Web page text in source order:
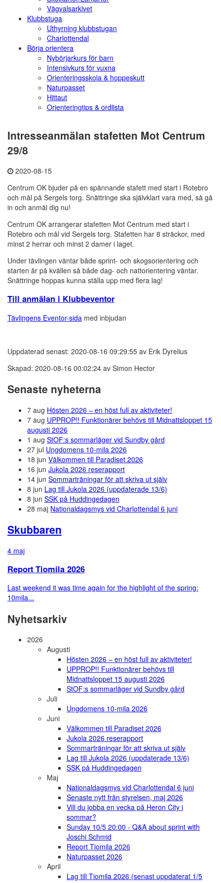
Vägvalsarkivet
Klubbstuga
Uthyrning klubbstugan
Charlottendal
Börja orientera
Nybörjarkurs för barn
Intensivkurs för vuxna
Orienteringsskola & hoppeskutt
Naturpasset
Hittaut
Orienteringtips & ordlista
Intresseanmälan stafetten Mot Centrum
29/8
2020-08-15
Centrum OK bjuder på en spännande stafett med start i Rotebro
och mål på Sergels torg. Snättringe ska självklart vara med, så gå
in och anmäl dig nu!
Centrum OK arrangerar stafetten Mot Centrum med start i
Rotebro och mål vid Sergels torg. Stafetten har 8 sträckor, med
minst 2 herrar och minst 2 damer i laget.
Under tävlingen väntar både sprint- och skogsorientering och
starten är på kvällen så både dag- och nattorientering väntar.
Snättringe hoppas kunna ställa upp med flera lag!
Till anmälan i Klubbeventor
Tävlingens Eventor-sida med inbjudan
Uppdaterad senast: 2020-08-16 09:29:55 av Erik Dyrelius
Skapad: 2020-08-16 00:02:24 av Simon Hector
Senaste nyheterna
7 aug Hösten 2026 – en höst full av aktiviteter!
7 aug UPPROP!! Funktionärer behövs till Midnattsloppet 15
augusti 2026
1 aug StOF:s sommarläger vid Sundby gård
27 jul Ungdomens 10-mila 2026
18 jun Välkommen till Paradiset 2026
16 jun Jukola 2026 reserapport
14 jun Sommarträningar för att skriva ut själv
8 jun Lag till Jukola 2026 (uppdaterade 13/6)
8 jun SSK på Huddingedagen
28 maj Nationaldagsmys vid Charlottendal 6 juni
Skubbaren
4 maj
Report Tiomila 2026
Last weekend it was time again for the highlight of the spring:
10mila...
Nyhetsarkiv
2026
Augusti
Hösten 2026 – en höst full av aktiviteter!
UPPROP!! Funktionärer behövs till
Midnattsloppet 15 augusti 2026
StOF:s sommarläger vid Sundby gård
Juli
Ungdomens 10-mila 2026
Juni
Välkommen till Paradiset 2026
Jukola 2026 reserapport
Sommarträningar för att skriva ut själv
Lag till Jukola 2026 (uppdaterade 13/6)
SSK på Huddingedagen
Maj
Nationaldagsmys vid Charlottendal 6 juni
Senaste nytt från styrelsen, maj 2026
Vill du jobba en vecka på Heron City i
sommar?
Sunday 10/5 20:00 - Q&A about sprint with
Joschi Schmid
Report Tiomila 2026
Naturpasset 2026
April
Lag till Tiomila 2026 (senast uppdaterat 1/5